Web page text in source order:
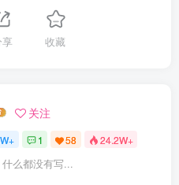
85.53M
124.68M
27.19M
16.08M
享 收藏
关注
1 58 24.2W+
么都没有写...